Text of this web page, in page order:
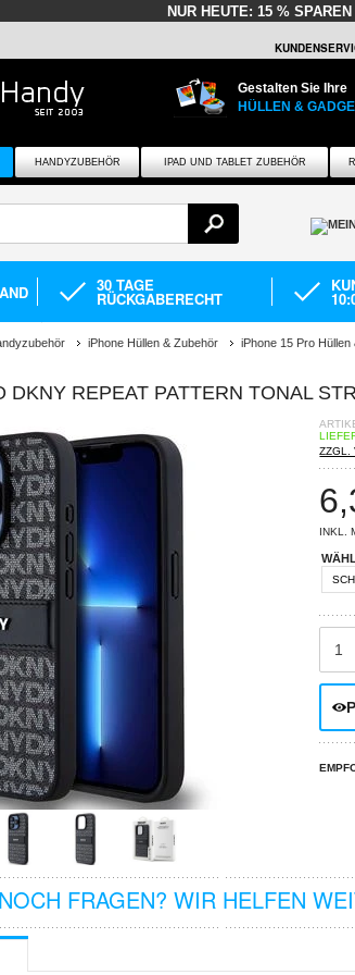
NUR HEUTE: 15 %
Gestalten Sie Ihre
HÜLLEN &
HANDYZUBEHÖR IPAD UND TABLET ZUBEHÖR
30 TAGE
RÜCKGABERECHT
iPhone Hüllen & Zubehör iPhone 15 Pro Hüllen
DKNY REPEAT PATTERN TONAL
ZZGL.
INKL.
NOCH FRAGEN? WIR HELFEN